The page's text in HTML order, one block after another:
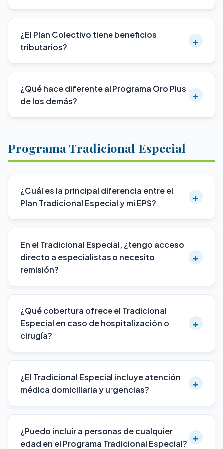
¿El Plan Colectivo tiene beneficios
tributarios?
+
¿Qué hace diferente al Programa Oro Plus
de los demás?
+
Programa Tradicional Especial
¿Cuál es la principal diferencia entre el
Plan Tradicional Especial y mi EPS?
+
En el Tradicional Especial, ¿tengo acceso
directo a especialistas o necesito
remisión?
+
¿Qué cobertura ofrece el Tradicional
Especial en caso de hospitalización o
cirugía?
+
¿El Tradicional Especial incluye atención
médica domiciliaria y urgencias?
+
¿Puedo incluir a personas de cualquier
edad en el Programa Tradicional Especial?
+